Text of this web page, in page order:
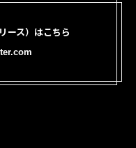
ース）はこちら